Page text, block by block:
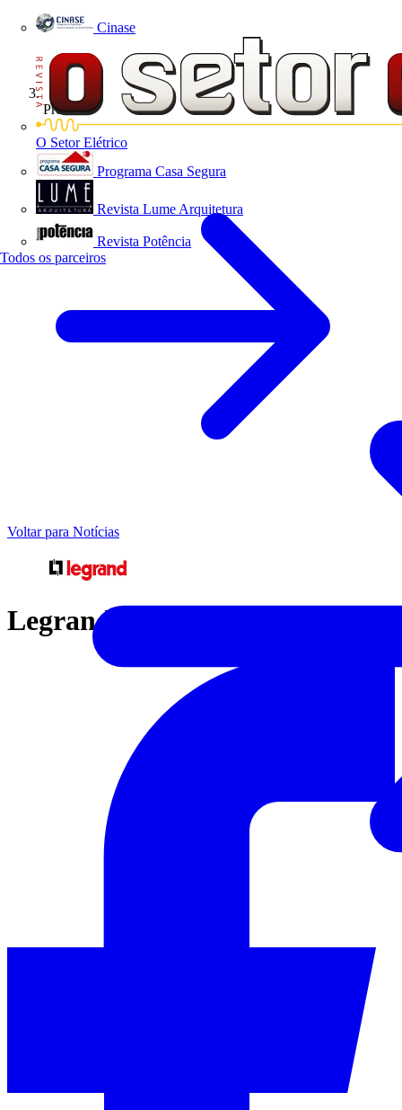
Cinase
O Setor Elétrico
Programa Casa Segura
Revista Lume Arquitetura
Revista Potência
Todos os parceiros
Produtos
Voltar para Notícias
Legrand Home Network